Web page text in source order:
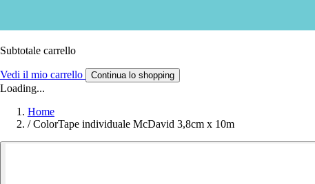
Subtotale carrello
Vedi il mio carrello Continua lo shopping
Loading...
Home
/ ColorTape individuale McDavid 3,8cm x 10m